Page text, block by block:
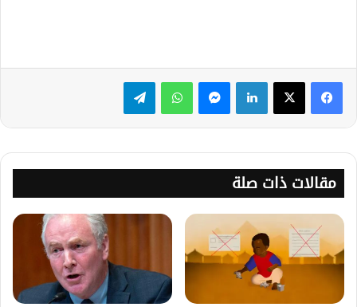
لينكدإن ماسنجر واتساب تيلقرام
مقالات ذات صلة